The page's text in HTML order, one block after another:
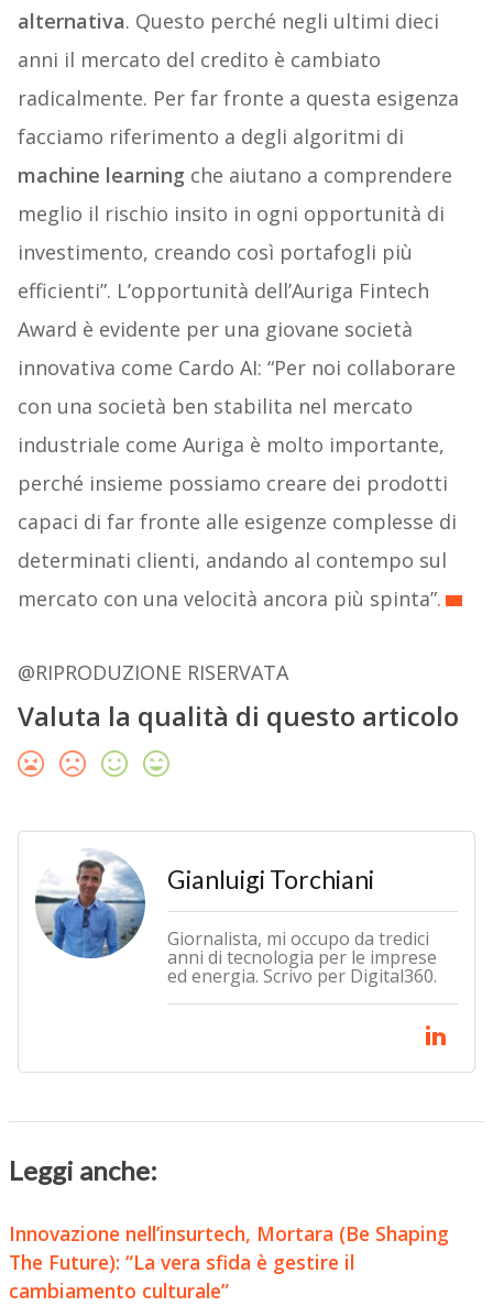
alternativa. Questo perché negli ultimi dieci
anni il mercato del credito è cambiato
radicalmente. Per far fronte a questa esigenza
facciamo riferimento a degli algoritmi di
machine learning che aiutano a comprendere
meglio il rischio insito in ogni opportunità di
investimento, creando così portafogli più
efficienti”. L’opportunità dell’Auriga Fintech
Award è evidente per una giovane società
innovativa come Cardo AI: “Per noi collaborare
con una società ben stabilita nel mercato
industriale come Auriga è molto importante,
perché insieme possiamo creare dei prodotti
capaci di far fronte alle esigenze complesse di
determinati clienti, andando al contempo sul
mercato con una velocità ancora più spinta”.
@RIPRODUZIONE RISERVATA
Valuta la qualità di questo articolo
Gianluigi Torchiani
Giornalista, mi occupo da tredici
anni di tecnologia per le imprese
ed energia. Scrivo per Digital360.
Leggi anche:
Innovazione nell’insurtech, Mortara (Be Shaping
The Future): “La vera sfida è gestire il
cambiamento culturale”